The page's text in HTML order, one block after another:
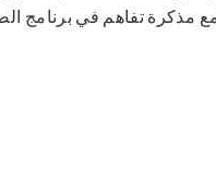
مذكرة تفاهم في برنامج